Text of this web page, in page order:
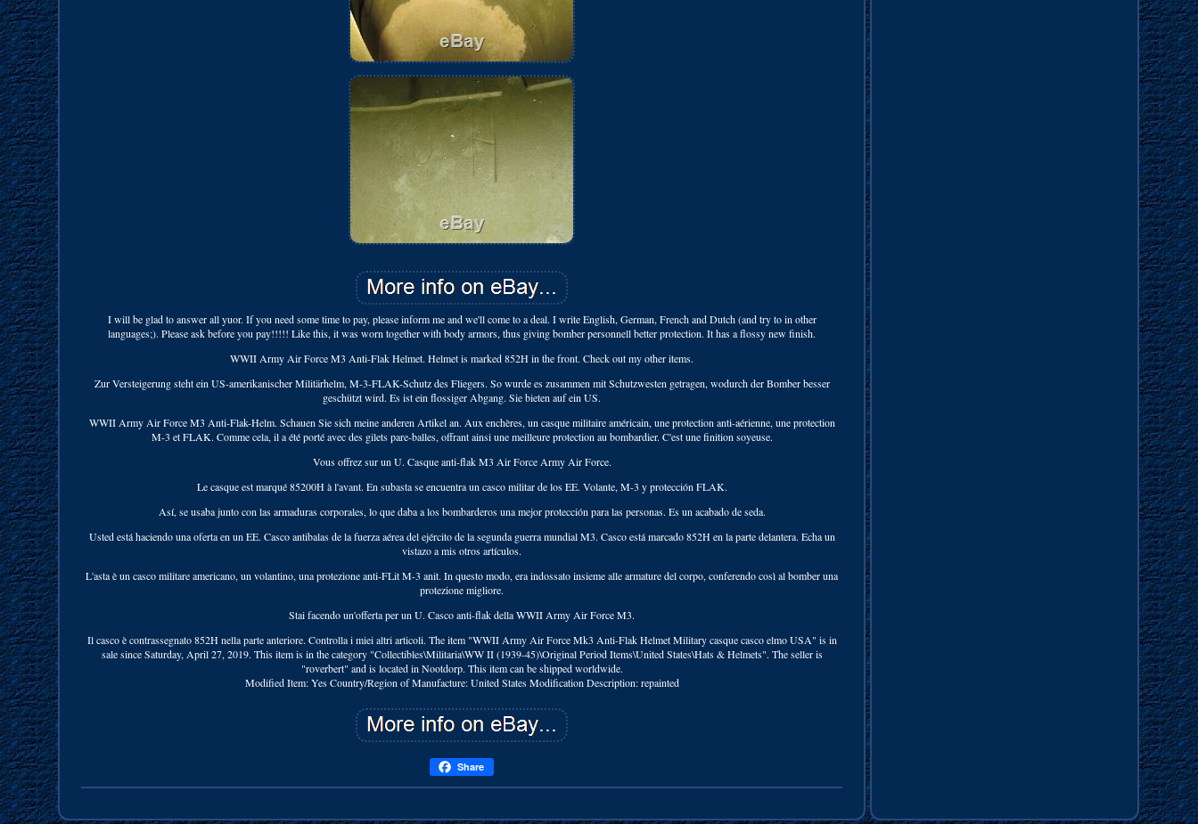
I will be glad to answer all yuor. If you need some time to pay, please inform me and we'll come to a deal. I write English, German, French and Dutch (and try to in other
languages;). Please ask before you pay!!!!! Like this, it was worn together with body armors, thus giving bomber personnell better protection. It has a flossy new finish.
WWII Army Air Force M3 Anti-Flak Helmet. Helmet is marked 852H in the front. Check out my other items.
Zur Versteigerung steht ein US-amerikanischer Militärhelm, M-3-FLAK-Schutz des Fliegers. So wurde es zusammen mit Schutzwesten getragen, wodurch der Bomber besser
geschützt wird. Es ist ein flossiger Abgang. Sie bieten auf ein US.
WWII Army Air Force M3 Anti-Flak-Helm. Schauen Sie sich meine anderen Artikel an. Aux enchères, un casque militaire américain, une protection anti-aérienne, une protection
M-3 et FLAK. Comme cela, il a été porté avec des gilets pare-balles, offrant ainsi une meilleure protection au bombardier. C'est une finition soyeuse.
Vous offrez sur un U. Casque anti-flak M3 Air Force Army Air Force.
Le casque est marqué 85200H à l'avant. En subasta se encuentra un casco militar de los EE. Volante, M-3 y protección FLAK.
Así, se usaba junto con las armaduras corporales, lo que daba a los bombarderos una mejor protección para las personas. Es un acabado de seda.
Usted está haciendo una oferta en un EE. Casco antibalas de la fuerza aérea del ejército de la segunda guerra mundial M3. Casco está marcado 852H en la parte delantera. Echa un
vistazo a mis otros artículos.
L'asta è un casco militare americano, un volantino, una protezione anti-FLit M-3 anit. In questo modo, era indossato insieme alle armature del corpo, conferendo così al bomber una
protezione migliore.
Stai facendo un'offerta per un U. Casco anti-flak della WWII Army Air Force M3.
Il casco è contrassegnato 852H nella parte anteriore. Controlla i miei altri articoli. The item "WWII Army Air Force Mk3 Anti-Flak Helmet Military casque casco elmo USA" is in
sale since Saturday, April 27, 2019. This item is in the category "Collectibles\Militaria\WW II (1939-45)\Original Period Items\United States\Hats & Helmets". The seller is
"roverbert" and is located in Nootdorp. This item can be shipped worldwide.
Modified Item: YesCountry/Region of Manufacture: United StatesModification Description: repainted
Share